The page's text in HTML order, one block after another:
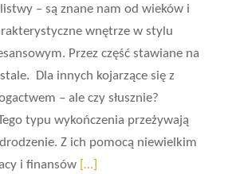
– są znane nam od wieków i
wnętrze w stylu
Przez część stawiane na
Dla innych kojarzące się z
– ale czy słusznie?
typu wykończenia przeżywają
Z ich pomocą niewielkim
i finansów […]